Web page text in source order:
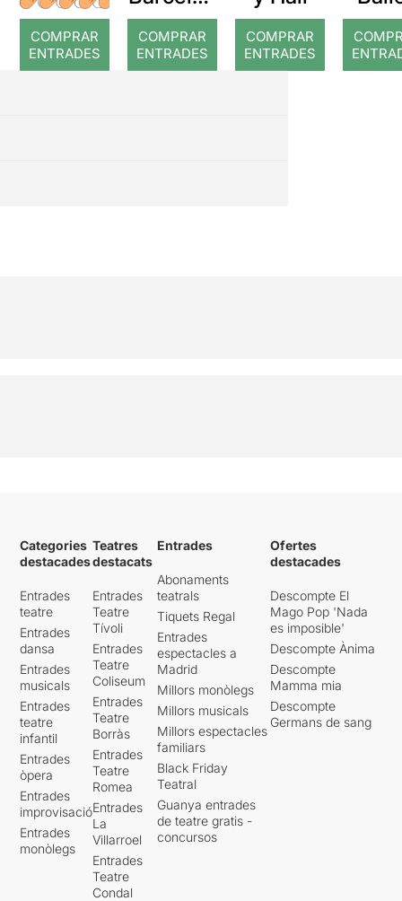
COMPRAR
ENTRADES
a: Rojos
COMPRAR
ENTRADES
COMPRAR
ENTRADES
país
les
Categories
destacades
Entrades
teatre
Entrades
dansa
Entrades
musicals
Entrades
teatre
infantil
Entrades
òpera
Entrades
improvisació
Entrades
monòlegs
Teatres
destacats
Entrades
Teatre
Tívoli
Entrades
Teatre
Coliseum
Entrades
Teatre
Borràs
Entrades
Teatre
Romea
Entrades
La
Villarroel
Entrades
Teatre
Condal
Entrades
Abonaments
teatrals
Tiquets Regal
Entrades
espectacles a
Madrid
Millors monòlegs
Millors musicals
Millors espectacles
familiars
Black Friday
Teatral
Guanya entrades
de teatre gratis -
concursos
Ofertes
destacades
Descompte El
Mago Pop 'Nada
es imposible'
Descompte Ànima
Descompte
Mamma mia
Descompte
Germans de sang